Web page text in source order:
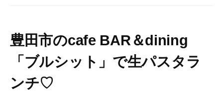
豊田市のcafe BAR＆dining
「ブルシット」で生パスタラ
ンチ♡